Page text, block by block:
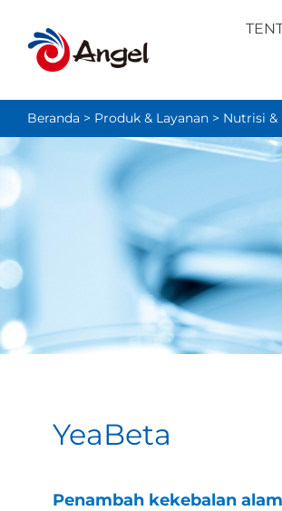
Beranda > Produk & Layanan > Nutrisi &
YeaBeta
Penambah kekebalan